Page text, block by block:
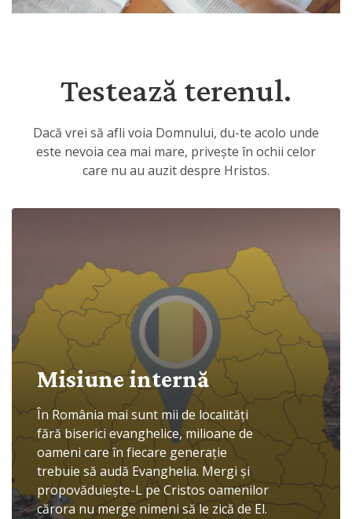
Testează terenul.
Dacă vrei să afli voia Domnului, du-te acolo unde
este nevoia cea mai mare, privește în ochii celor
care nu au auzit despre Hristos.
Misiune internă
În România mai sunt mii de localități
fără biserici evanghelice, milioane de
oameni care în fiecare generație
trebuie să audă Evanghelia. Mergi și
propovăduiește-L pe Cristos oamenilor
cărora nu merge nimeni să le zică de El.